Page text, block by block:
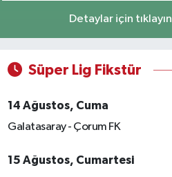
Detaylar için tıklayın
Süper Lig Fikstür
14 Ağustos, Cuma
Galatasaray - Çorum FK
15 Ağustos, Cumartesi